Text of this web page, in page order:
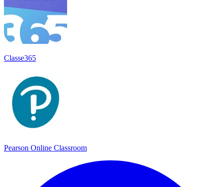
Classe365
Pearson Online Classroom